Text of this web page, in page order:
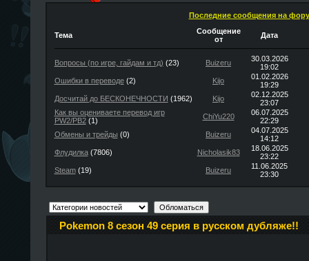
Последние сообщения на
Тема
Сообщение
от
Дата
Вопросы (по игре, гайдам и тд) (23) Buizeru
30.03.2026
19:02
Ошибки в переводе(2) Kijo
01.02.2026
19:29
Досчитай до БЕСКОНЕЧНОСТИ (1962) Kijo
02.12.2025
23:07
Как вы оцениваете перевод игр
PW2/PB2(1) ChiYu220
06.07.2025
22:29
Обмены и трейды (0) Buizeru
04.07.2025
14:12
Флудилка(7806) Nicholasik83
18.06.2025
23:22
Steam(19) Buizeru
11.06.2025
23:30
Pokemon 8 сезон 49 серия в русском дубляже!!